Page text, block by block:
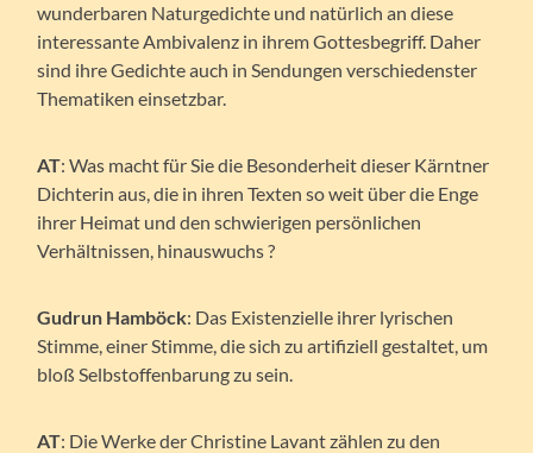
wunderbaren Naturgedichte und natürlich an diese
interessante Ambivalenz in ihrem Gottesbegriff. Daher
sind ihre Gedichte auch in Sendungen verschiedenster
Thematiken einsetzbar.
AT: Was macht für Sie die Besonderheit dieser Kärntner
Dichterin aus, die in ihren Texten so weit über die Enge
ihrer Heimat und den schwierigen persönlichen
Verhältnissen, hinauswuchs ?
Gudrun Hamböck: Das Existenzielle ihrer lyrischen
Stimme, einer Stimme, die sich zu artifiziell gestaltet, um
bloß Selbstoffenbarung zu sein.
AT: Die Werke der Christine Lavant zählen zu den